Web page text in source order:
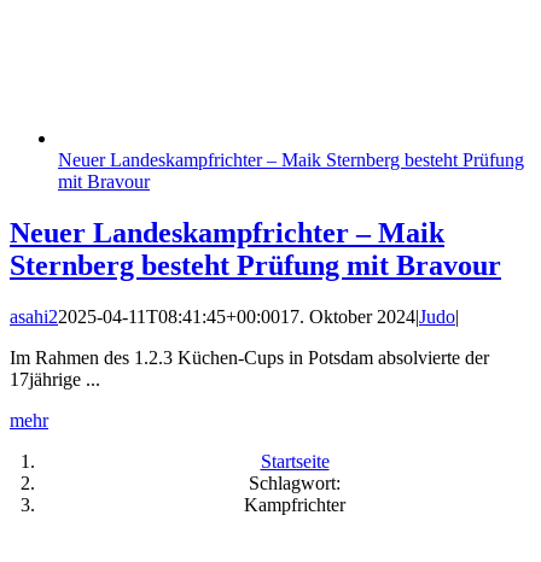
Neuer Landeskampfrichter – Maik Sternberg besteht Prüfung
mit Bravour
Neuer Landeskampfrichter – Maik
Sternberg besteht Prüfung mit Bravour
asahi22025-04-11T08:41:45+00:0017. Oktober 2024|Judo|
Im Rahmen des 1.2.3 Küchen-Cups in Potsdam absolvierte der
17jährige ...
mehr
Startseite
Schlagwort:
Kampfrichter